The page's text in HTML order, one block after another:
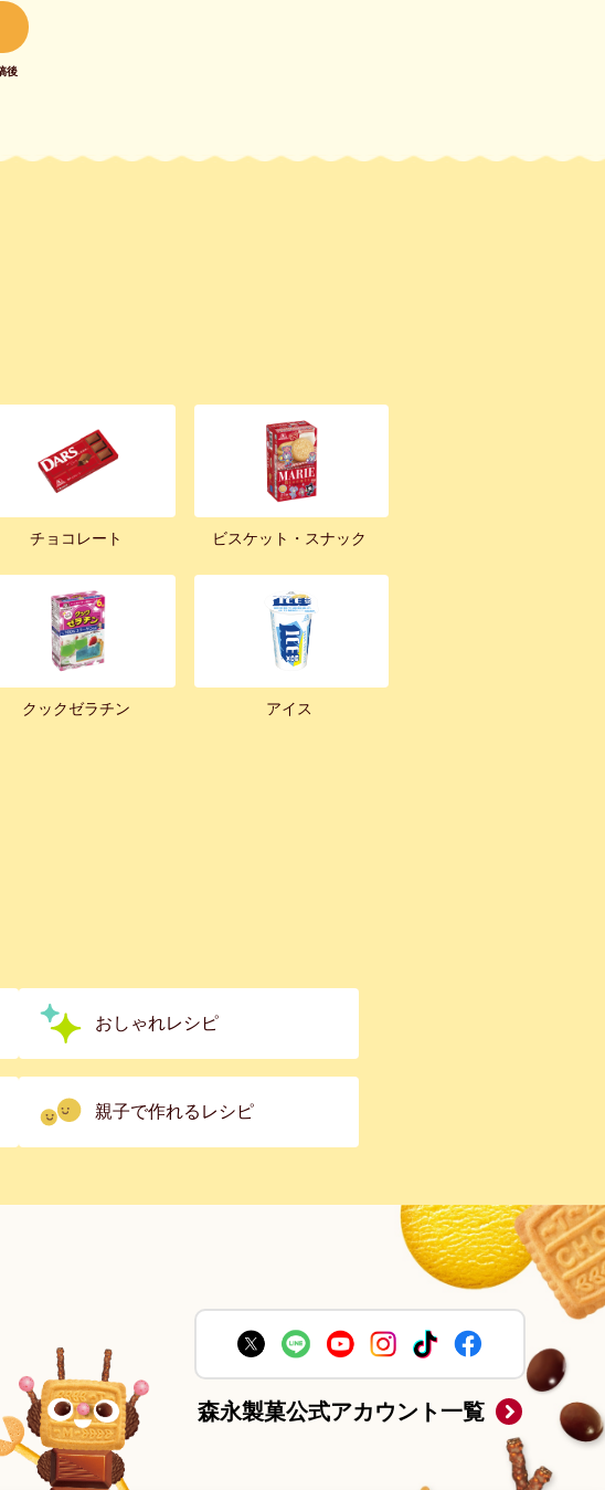
後
チョコレート ビスケット・スナック
クックゼラチン アイス
おしゃれレシピ
親子で作れるレシピ
森永製菓公式アカウント一覧